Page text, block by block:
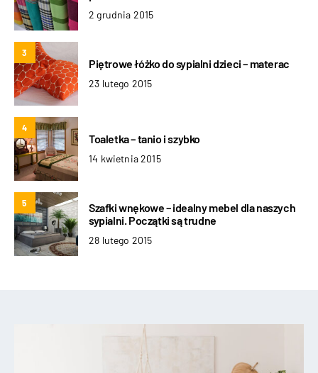
2 grudnia 2015
3
Piętrowe łóżko do sypialni dzieci – materac
23 lutego 2015
4
Toaletka – tanio i szybko
14 kwietnia 2015
5
Szafki wnękowe – idealny mebel dla naszych
sypialni. Początki są trudne
28 lutego 2015